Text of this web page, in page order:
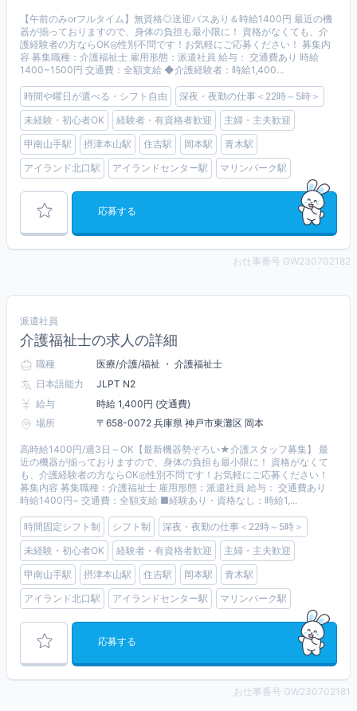
【午前のみorフルタイム】無資格◎送迎バスあり＆時給1400円 最近の機
器が揃っておりますので、身体の負担も最小限に！ 資格がなくても、介
護経験者の方ならOK◎性別不問です！お気軽にご応募ください！ 募集内
容 募集職種：介護福祉士 雇用形態：派遣社員 給与： 交通費あり 時給
1400~1500円 交通費：全額支給 ◆介護経験者：時給1,400...
時間や曜日が選べる・シフト自由
深夜・夜勤の仕事＜22時～5時＞
未経験・初心者OK
経験者・有資格者歓迎
主婦・主夫歓迎
甲南山手駅
摂津本山駅 住吉駅 岡本駅
青木駅
アイランド北口駅
アイランドセンター駅 マリンパーク駅
応募する
お仕事番号 GW230702182
派遣社員
介護福祉士の求人の詳細
職種
医療/介護/福祉 ・ 介護福祉士
日本語能力
JLPT N2
給与
時給 1,400円 (交通費)
場所
〒658-0072 兵庫県 神戸市東灘区 岡本
高時給1400円/週3日～OK【最新機器勢ぞろい★介護スタッフ募集】 最
近の機器が揃っておりますので、身体の負担も最小限に！ 資格がなくて
も、介護経験者の方ならOK◎性別不問です！お気軽にご応募ください！
募集内容 募集職種：介護福祉士 雇用形態：派遣社員 給与： 交通費あり
時給1400円~ 交通費：全額支給 ■経験あり・資格なし：時給1,...
時間固定シフト制 シフト制
深夜・夜勤の仕事＜22時～5時＞
未経験・初心者OK
経験者・有資格者歓迎
主婦・主夫歓迎
甲南山手駅
摂津本山駅 住吉駅 岡本駅
青木駅
アイランド北口駅
アイランドセンター駅 マリンパーク駅
応募する
お仕事番号 GW230702181